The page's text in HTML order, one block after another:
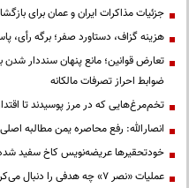
جزئیات مذاکرات ایران و عمان برای
هزینه گزاف، دستاورد صفر؛ برگه رأی،
تعارض قوانین؛ مانع پنهان سنددار
ضوابط احراز تصرفات مالکانه
تخم‌مرغ‌هایی که در مرز پوسیدند تا
انصارالله: رفع محاصره یمن مطالبه
خودتحقیرها عریضه‌نویس کاخ سفید
عملیات «نصر ۷» چه هدفی را دنبال می‌کرد؟